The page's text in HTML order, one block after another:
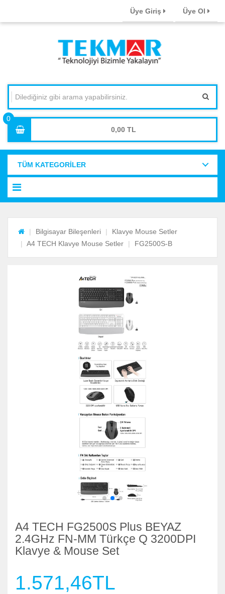
Üye Giriş Üye Ol
0,00
TÜM KATEGORİLER
Bilgisayar Bileşenleri
Klavye Mouse Setler
A4 TECH Klavye Mouse Setler
FG2500S-B
A4 TECH FG2500S Plus BEYAZ
2.4GHz FN-MM Türkçe Q 3200DPI
Klavye & Mouse Set
1.571,46TL